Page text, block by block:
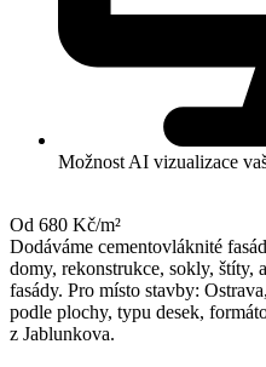
Možnost AI vizualizace
Od 680 Kč/m²
Dodáváme cementovláknité
domy, rekonstrukce, sokly, štíty,
fasády. Pro místo stavby:
podle plochy, typu desek,
z Jablunkova.